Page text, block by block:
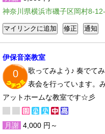
神奈川県横浜市磯子区岡村8-
伊保音楽教室
0
歌ってみよう♪ 奏でて
表会を行っています。
アットホームな教室です☆彡
月謝 4,000 円～